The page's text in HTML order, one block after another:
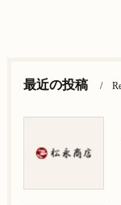
最近の投稿